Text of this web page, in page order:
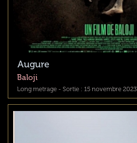
Augure
Baloji
Long metrage - Sortie : 15 novembre 2023